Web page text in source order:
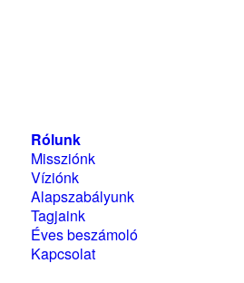
Rólunk
Missziónk
Víziónk
Alapszabályunk
Tagjaink
Éves beszámoló
Kapcsolat